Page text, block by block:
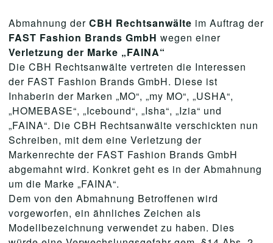
Abmahnung der CBH Rechtsanwälte im Auftrag der
FAST Fashion Brands GmbH wegen einer
Verletzung der Marke „FAINA“
Die CBH Rechtsanwälte vertreten die Interessen
der FAST Fashion Brands GmbH. Diese ist
Inhaberin der Marken „MO“, „my MO“, „USHA“,
„HOMEBASE“, „Icebound“, „Isha“, „Izia“ und
„FAINA“. Die CBH Rechtsanwälte verschickten nun
Schreiben, mit dem eine Verletzung der
Markenrechte der FAST Fashion Brands GmbH
abgemahnt wird. Konkret geht es in der Abmahnung
um die Marke „FAINA“.
Dem von den Abmahnung Betroffenen wird
vorgeworfen, ein ähnliches Zeichen als
Modellbezeichnung verwendet zu haben. Dies